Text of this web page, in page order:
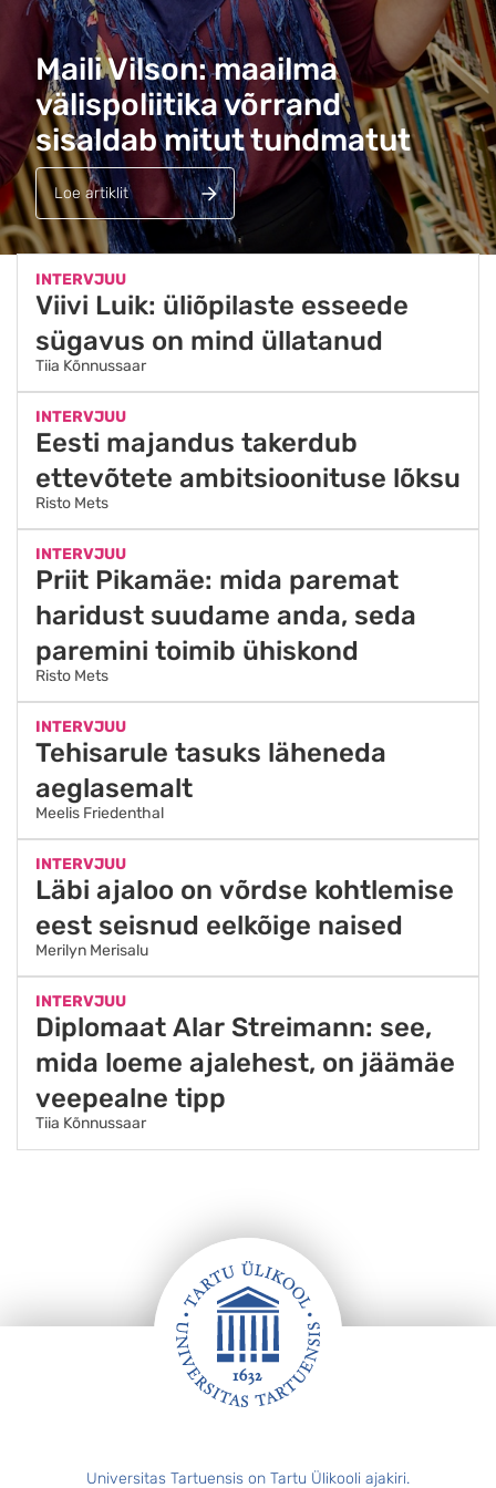
Maili Vilson: maailma
välispoliitika võrrand
sisaldab mitut tundmatut
Loe artiklit
INTERVJUU
Viivi Luik: üliõpilaste esseede
sügavus on mind üllatanud
Tiia Kõnnussaar
INTERVJUU
Eesti majandus takerdub
ettevõtete ambitsioonituse lõksu
Risto Mets
INTERVJUU
Priit Pikamäe: mida paremat
haridust suudame anda, seda
paremini toimib ühiskond
Risto Mets
INTERVJUU
Tehisarule tasuks läheneda
aeglasemalt
Meelis Friedenthal
INTERVJUU
Läbi ajaloo on võrdse kohtlemise
eest seisnud eelkõige naised
Merilyn Merisalu
INTERVJUU
Diplomaat Alar Streimann: see,
mida loeme ajalehest, on jäämäe
veepealne tipp
Tiia Kõnnussaar
Universitas Tartuensis on Tartu Ülikooli ajakiri.